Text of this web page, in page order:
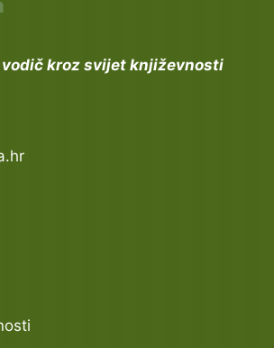
vodič kroz svijet književnosti